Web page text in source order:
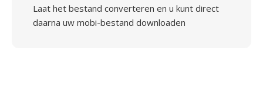
Laat het bestand converteren en u kunt direct
daarna uw mobi-bestand downloaden